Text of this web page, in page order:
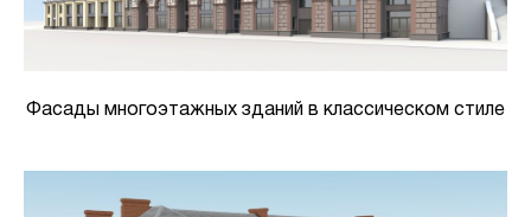
Фасады многоэтажных зданий в классическом стиле